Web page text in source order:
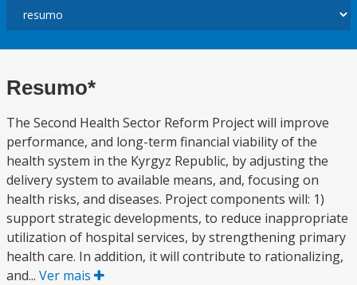
Resumo*
The Second Health Sector Reform Project will improve
performance, and long-term financial viability of the
health system in the Kyrgyz Republic, by adjusting the
delivery system to available means, and, focusing on
health risks, and diseases. Project components will: 1)
support strategic developments, to reduce inappropriate
utilization of hospital services, by strengthening primary
health care. In addition, it will contribute to rationalizing,
and... Ver mais